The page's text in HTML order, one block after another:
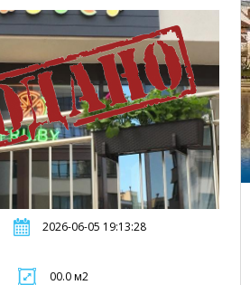
2026-06-05 19:13:28
00.0 м2